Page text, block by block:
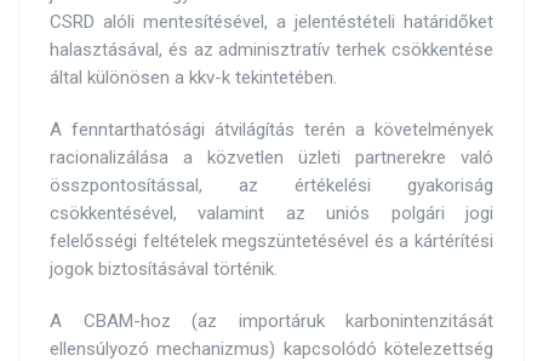
CSRD alóli mentesítésével, a jelentéstételi határidőket
halasztásával, és az adminisztratív terhek csökkentése
által különösen a kkv-k tekintetében.
A fenntarthatósági átvilágítás terén a követelmények
racionalizálása a közvetlen üzleti partnerekre való
összpontosítással, az értékelési gyakoriság
csökkentésével, valamint az uniós polgári jogi
felelősségi feltételek megszüntetésével és a kártérítési
jogok biztosításával történik.
A CBAM-hoz (az importáruk karbonintenzitását
ellensúlyozó mechanizmus) kapcsolódó kötelezettség